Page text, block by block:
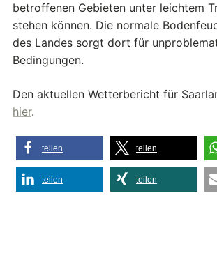
betroffenen Gebieten unter leichtem
stehen können. Die normale
des Landes sorgt dort für
Bedingungen.
Den aktuellen Wetterbericht für
hier.
teilen teilen
teilen teilen